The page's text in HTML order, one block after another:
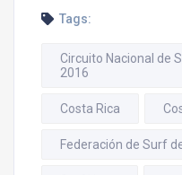
Tags:
Circuito Nacional de
2016
Costa Rica
Federación de Surf